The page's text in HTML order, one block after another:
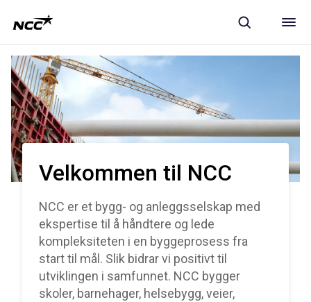
Velkommen til NCC
NCC er et bygg- og anleggsselskap med
ekspertise til å håndtere og lede
kompleksiteten i en byggeprosess fra
start til mål. Slik bidrar vi positivt til
utviklingen i samfunnet. NCC bygger
skoler, barnehager, helsebygg, veier,